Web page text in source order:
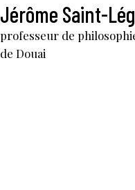
Jérôme Saint-
professeur de
de Douai